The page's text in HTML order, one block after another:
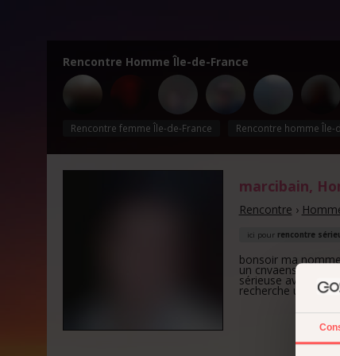
Rencontre Homme Île-de-France
Rencontre femme Île-de-France Rencontre homme Île-
marcibain,
Rencontre ›
ici pour rencontre
bonsoir ma
un cnvaens 38ans
sérieuse avec une
recherche une